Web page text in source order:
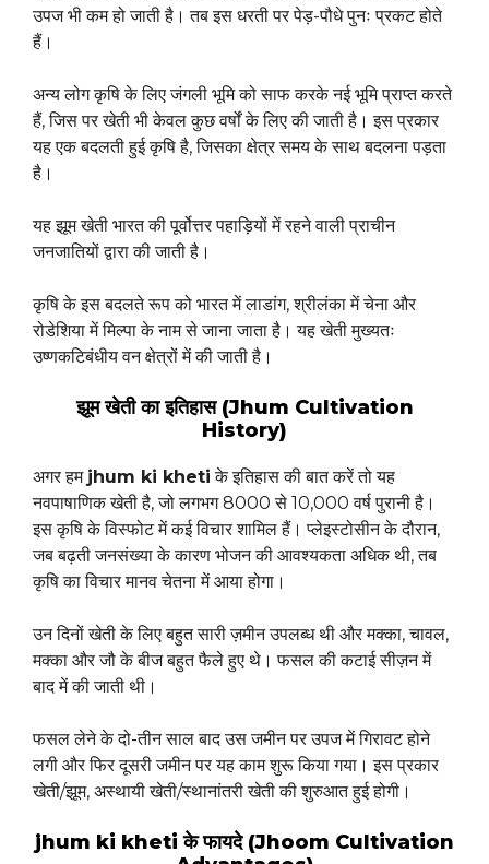
उपज भी कम हो जाती है। तब इस धरती पर पेड़-पौधे पुनः प्रकट होते
हैं।
अन्य लोग कृषि के लिए जंगली भूमि को साफ करके नई भूमि प्राप्त करते
हैं, जिस पर खेती भी केवल कुछ वर्षों के लिए की जाती है। इस प्रकार
यह एक बदलती हुई कृषि है, जिसका क्षेत्र समय के साथ बदलना पड़ता
है।
यह झूम खेती भारत की पूर्वोत्तर पहाड़ियों में रहने वाली प्राचीन
जनजातियों द्वारा की जाती है।
कृषि के इस बदलते रूप को भारत में लाडांग, श्रीलंका में चेना और
रोडेशिया में मिल्पा के नाम से जाना जाता है। यह खेती मुख्यतः
उष्णकटिबंधीय वन क्षेत्रों में की जाती है।
झूम खेती का इतिहास (Jhum Cultivation
History)
अगर हम jhum ki kheti के इतिहास की बात करें तो यह
नवपाषाणिक खेती है, जो लगभग 8000 से 10,000 वर्ष पुरानी है।
इस कृषि के विस्फोट में कई विचार शामिल हैं। प्लेइस्टोसीन के दौरान,
जब बढ़ती जनसंख्या के कारण भोजन की आवश्यकता अधिक थी, तब
कृषि का विचार मानव चेतना में आया होगा।
उन दिनों खेती के लिए बहुत सारी ज़मीन उपलब्ध थी और मक्का, चावल,
मक्का और जौ के बीज बहुत फैले हुए थे। फसल की कटाई सीज़न में
बाद में की जाती थी।
फसल लेने के दो-तीन साल बाद उस जमीन पर उपज में गिरावट होने
लगी और फिर दूसरी जमीन पर यह काम शुरू किया गया। इस प्रकार
खेती/झूम, अस्थायी खेती/स्थानांतरी खेती की शुरुआत हुई होगी।
jhum ki kheti के फायदे (Jhoom Cultivation